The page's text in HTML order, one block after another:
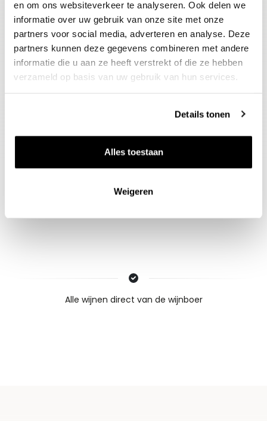
en om ons websiteverkeer te analyseren. Ook delen we
informatie over uw gebruik van onze site met onze
partners voor social media, adverteren en analyse. Deze
partners kunnen deze gegevens combineren met andere
informatie die u aan ze heeft verstrekt of die ze hebben
verzameld op basis van uw gebruik van hun services.
Details tonen
Alles toestaan
Weigeren
Schenkadvies
nu tot 2028, 8-10°C
Nieuws & inspiratie in Vineé Vineuse
Alle wijnen direct van de wijnboer